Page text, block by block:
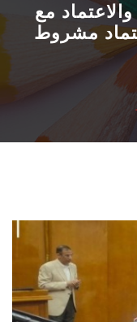
الوحدات
مشروعات التعليم العالي
اتصل بنا
مع
مشروط